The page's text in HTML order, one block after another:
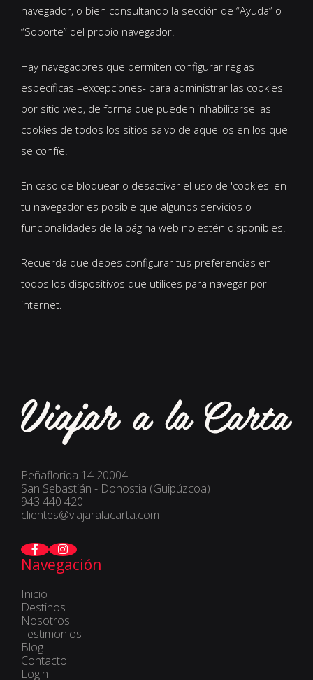
navegador, o bien consultando la sección de “Ayuda” o
“Soporte” del propio navegador.
Hay navegadores que permiten configurar reglas
específicas –excepciones- para administrar las cookies
por sitio web, de forma que pueden inhabilitarse las
cookies de todos los sitios salvo de aquellos en los que
se confíe.
En caso de bloquear o desactivar el uso de 'cookies' en
tu navegador es posible que algunos servicios o
funcionalidades de la página web no estén disponibles.
Recuerda que debes configurar tus preferencias en
todos los dispositivos que utilices para navegar por
internet.
Peñaflorida 14 20004
San Sebastián - Donostia (Guipúzcoa)
943 440 420
clientes@viajaralacarta.com
Navegación
Inicio
Destinos
Nosotros
Testimonios
Blog
Contacto
Login